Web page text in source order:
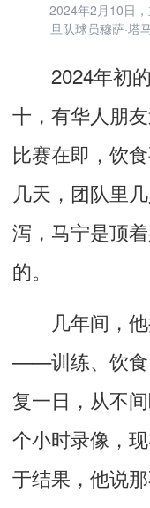
2024年2月10日，主
旦队球员穆萨·塔
2024年初的
十，有华人朋
比赛在即，饮
几天，团队里
泻，马宁是顶
的。
几年间，他
——训练、饮食
复一日，从不
个小时录像，
于结果，他说